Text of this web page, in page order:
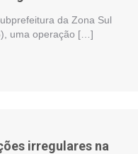
da Zona Sul
uma operação […]
irregulares na